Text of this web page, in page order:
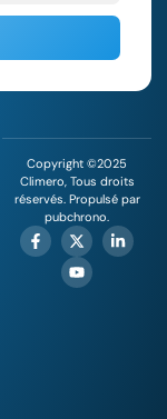
Copyright ©2025
Climero, Tous droits
réservés. Propulsé par
pubchrono.